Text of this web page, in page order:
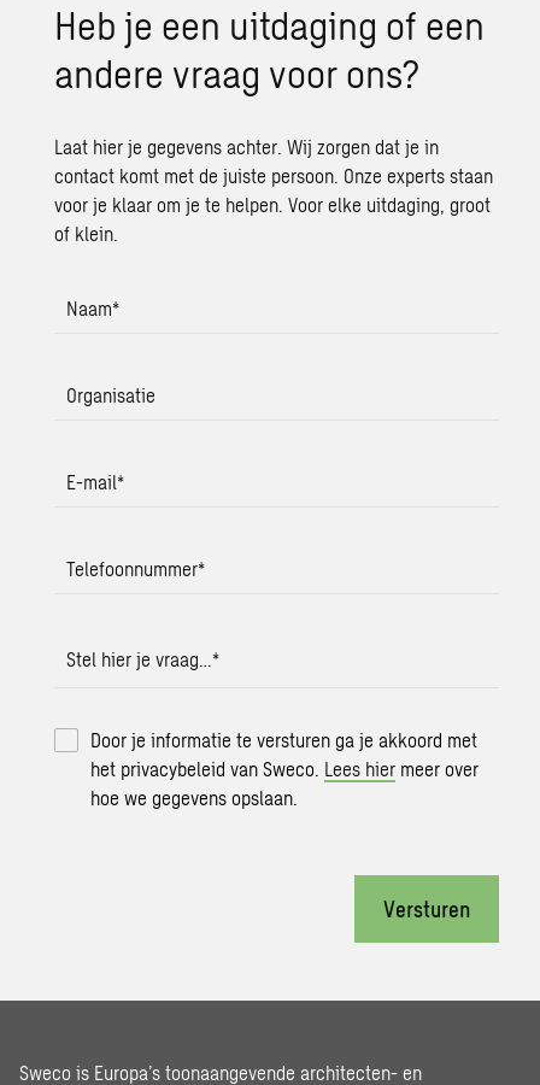
Heb je een uitdaging of een
andere vraag voor ons?
Laat hier je gegevens achter. Wij zorgen dat je in
contact komt met de juiste persoon. Onze experts staan
voor je klaar om je te helpen. Voor elke uitdaging, groot
of klein.
Naam*
Organisatie
E-mail*
Telefoonnummer*
Stel hier je vraag…*
Door je informatie te versturen ga je akkoord met
het privacybeleid van Sweco. Lees hier meer over
hoe we gegevens opslaan.
Versturen
Sweco is Europa’s toonaangevende architecten- en